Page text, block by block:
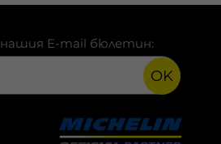
нашия E-mail бюлетин:
OK